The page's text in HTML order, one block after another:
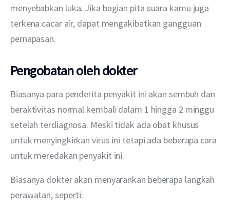
menyebabkan luka. Jika bagian pita suara kamu juga
terkena cacar air, dapat mengakibatkan gangguan
pernapasan.
Pengobatan oleh dokter
Biasanya para penderita penyakit ini akan sembuh dan
beraktivitas normal kembali dalam 1 hingga 2 minggu
setelah terdiagnosa. Meski tidak ada obat khusus
untuk menyingkirkan virus ini tetapi ada beberapa cara
untuk meredakan penyakit ini.
Biasanya dokter akan menyarankan beberapa langkah
perawatan, seperti: